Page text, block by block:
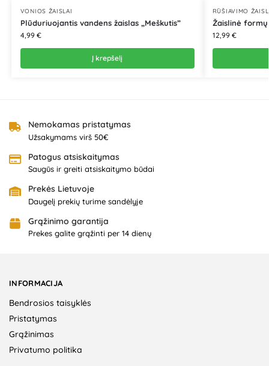
VONIOS ŽAISLAI
Plūduriuojantis vandens žaislas „Meškutis”
4,99 €
Į krepšelį
RŪŠIAVIMO
Žaislinė
12,99 €
Nemokamas pristatymas
Užsakymams virš 50€
Patogus atsiskaitymas
Saugūs ir greiti atsiskaitymo būdai
Prekės Lietuvoje
Daugelį prekių turime sandėlyje
Grąžinimo garantija
Prekes galite grąžinti per 14 dienų
INFORMACIJA
Bendrosios taisyklės
Pristatymas
Grąžinimas
Privatumo politika